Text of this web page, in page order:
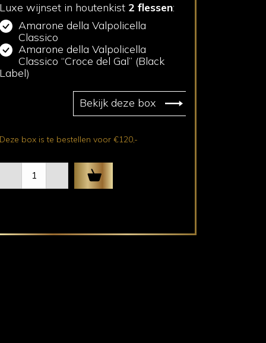
Luxe wijnset in houtenkist 2 flessen:
Amarone della Valpolicella
Classico
Amarone della Valpolicella
Classico “Croce del Gal” (Black
Label)
Bekijk deze box
Deze box is te bestellen voor €120,-